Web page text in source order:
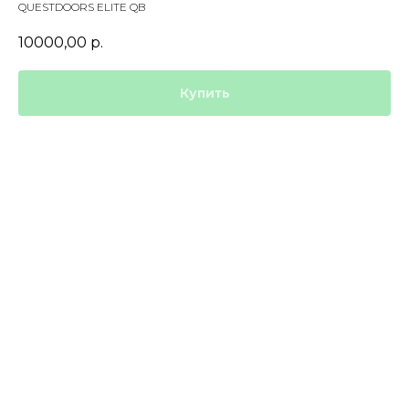
QUESTDOORS ELITE QB
10000,00 р.
Купить